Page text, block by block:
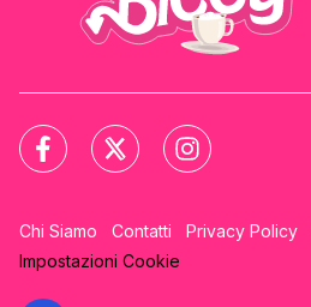
Chi Siamo Contatti Privacy Policy
Impostazioni Cookie